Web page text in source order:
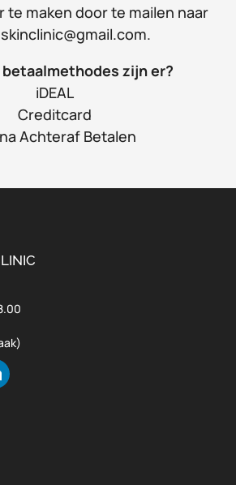
te maken door te mailen naar
zijn er?
iDEAL
Creditcard
Achteraf Betalen